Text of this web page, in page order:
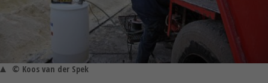
© Koos van der Spek